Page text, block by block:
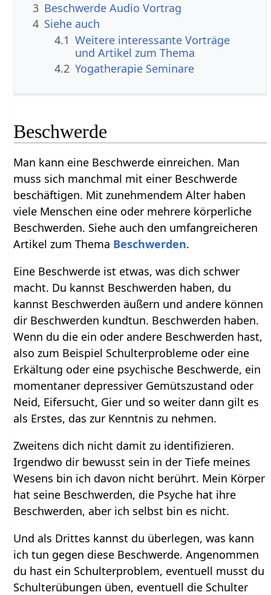
3 Beschwerde Audio Vortrag
4 Siehe auch
4.1 Weitere interessante Vorträge
und Artikel zum Thema
4.2 Yogatherapie Seminare
Beschwerde
Man kann eine Beschwerde einreichen. Man
muss sich manchmal mit einer Beschwerde
beschäftigen. Mit zunehmendem Alter haben
viele Menschen eine oder mehrere körperliche
Beschwerden. Siehe auch den umfangreicheren
Artikel zum Thema Beschwerden.
Eine Beschwerde ist etwas, was dich schwer
macht. Du kannst Beschwerden haben, du
kannst Beschwerden äußern und andere können
dir Beschwerden kundtun. Beschwerden haben.
Wenn du die ein oder andere Beschwerden hast,
also zum Beispiel Schulterprobleme oder eine
Erkältung oder eine psychische Beschwerde, ein
momentaner depressiver Gemütszustand oder
Neid, Eifersucht, Gier und so weiter dann gilt es
als Erstes, das zur Kenntnis zu nehmen.
Zweitens dich nicht damit zu identifizieren.
Irgendwo dir bewusst sein in der Tiefe meines
Wesens bin ich davon nicht berührt. Mein Körper
hat seine Beschwerden, die Psyche hat ihre
Beschwerden, aber ich selbst bin es nicht.
Und als Drittes kannst du überlegen, was kann
ich tun gegen diese Beschwerde. Angenommen
du hast ein Schulterproblem, eventuell musst du
Schulterübungen üben, eventuell die Schulter